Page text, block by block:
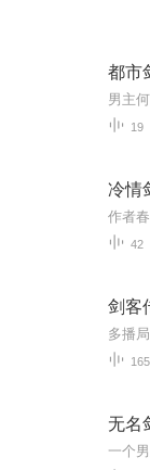
都市
19
冷情
42
剑客
165
无名
一个